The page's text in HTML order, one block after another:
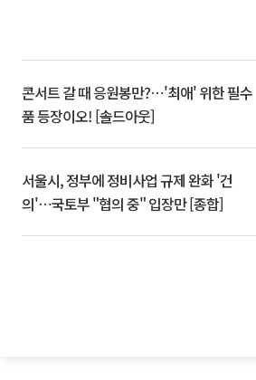
콘서트 갈 때 응원봉만?⋯'최애' 위한 필수
품 등장이오! [솔드아웃]
서울시, 정부에 정비사업 규제 완화 '건
의'⋯국토부 "협의 중" 입장만 [종합]